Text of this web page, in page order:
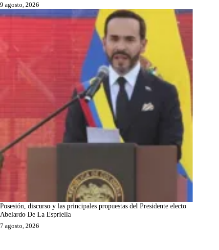
9 agosto, 2026
Posesión, discurso y las principales propuestas del Presidente electo
Abelardo De La Espriella
7 agosto, 2026